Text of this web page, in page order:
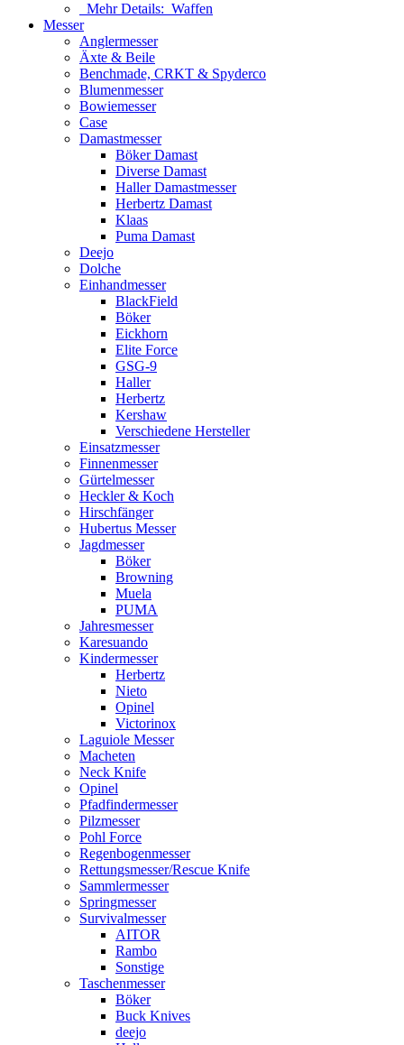
Mehr Details: Waffen
Messer
Anglermesser
Äxte & Beile
Benchmade, CRKT & Spyderco
Blumenmesser
Bowiemesser
Case
Damastmesser
Böker Damast
Diverse Damast
Haller Damastmesser
Herbertz Damast
Klaas
Puma Damast
Deejo
Dolche
Einhandmesser
BlackField
Böker
Eickhorn
Elite Force
GSG-9
Haller
Herbertz
Kershaw
Verschiedene Hersteller
Einsatzmesser
Finnenmesser
Gürtelmesser
Heckler & Koch
Hirschfänger
Hubertus Messer
Jagdmesser
Böker
Browning
Muela
PUMA
Jahresmesser
Karesuando
Kindermesser
Herbertz
Nieto
Opinel
Victorinox
Laguiole Messer
Macheten
Neck Knife
Opinel
Pfadfindermesser
Pilzmesser
Pohl Force
Regenbogenmesser
Rettungsmesser/Rescue Knife
Sammlermesser
Springmesser
Survivalmesser
AITOR
Rambo
Sonstige
Taschenmesser
Böker
Buck Knives
deejo